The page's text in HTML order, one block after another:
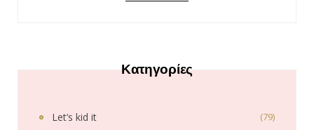
Κατηγορίες
Let’s kid it (79)